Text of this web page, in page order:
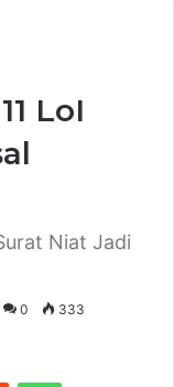
LoI
Niat Jadi
0 333